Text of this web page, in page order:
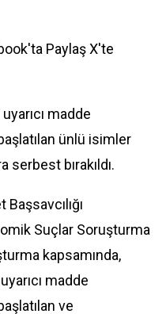
PaylaşX'te
madde
ünlü isimler
serbest bırakıldı.
k Suçlar Soruşturma
kapsamında,
madde
ve